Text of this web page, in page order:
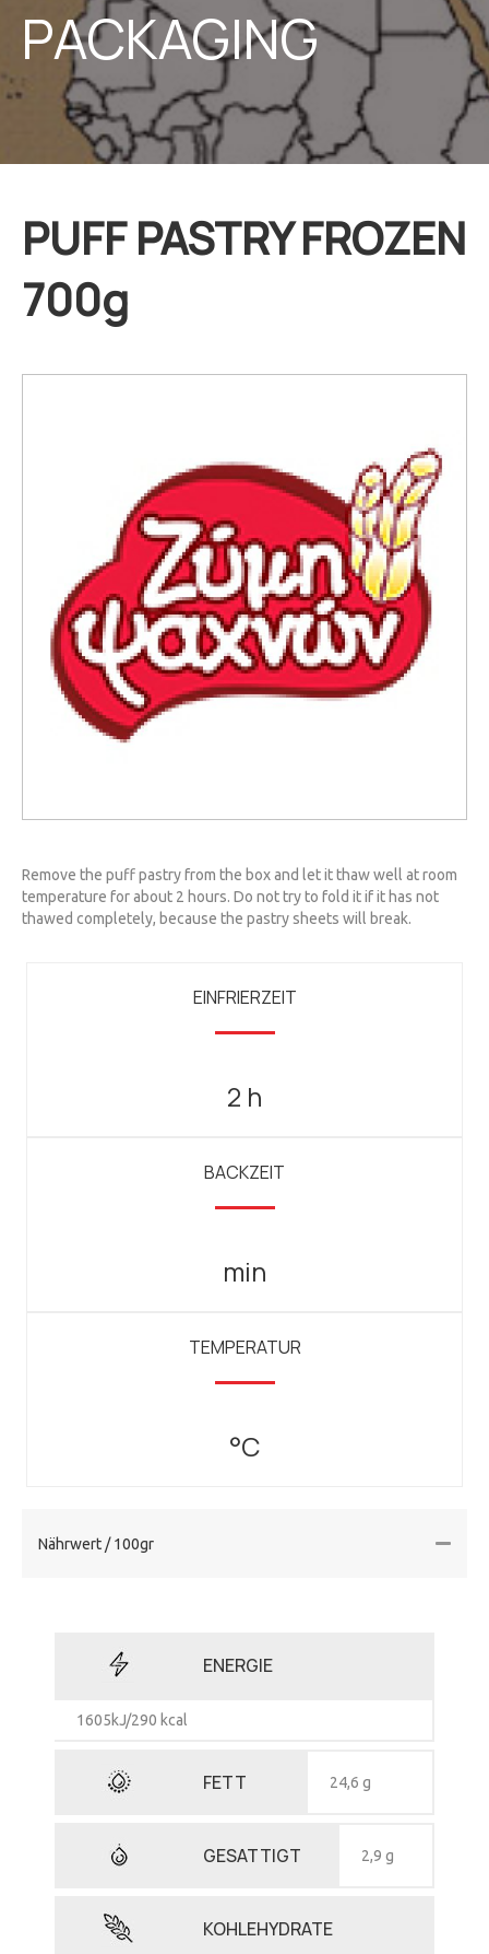
PACKAGING
PUFF PASTRY FROZEN
700g
Remove the puff pastry from the box and let it thaw well at room
temperature for about 2 hours. Do not try to fold it if it has not
thawed completely, because the pastry sheets will break.
EINFRIERZEIT
2 h
BACKZEIT
min
TEMPERATUR
°C
Nährwert / 100gr
ENERGIE
1605kJ/290 kcal
FETT 24,6 g
GESATTIGT 2,9 g
KOHLEHYDRATE